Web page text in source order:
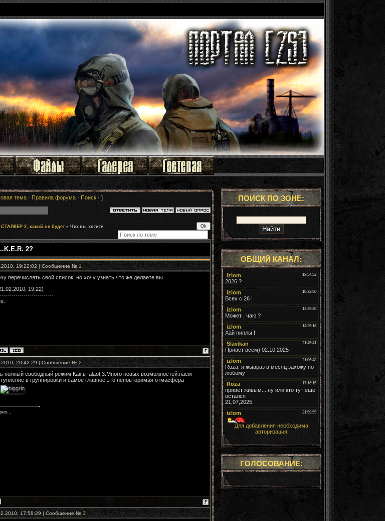
тема · Правила форума · Поиск · ]
2, какой он будет » Что вы хотите
2?
19:22:02 | Сообщение № 1
перечислять свой список, но хочу узнать что же делаете вы.
19:22)
20:42:29 | Сообщение № 2
полный свободный режим.Как в falaot 3.Много новых возможностей:наём
в группировки и самое главное,это неповторимая отмасфера
17:58:29 | Сообщение № 3
ПОИСК ПО ЗОНЕ:
ОБЩИЙ КАНАЛ:
Для добавления необходима
авторизация
ГОЛОСОВАНИЕ: